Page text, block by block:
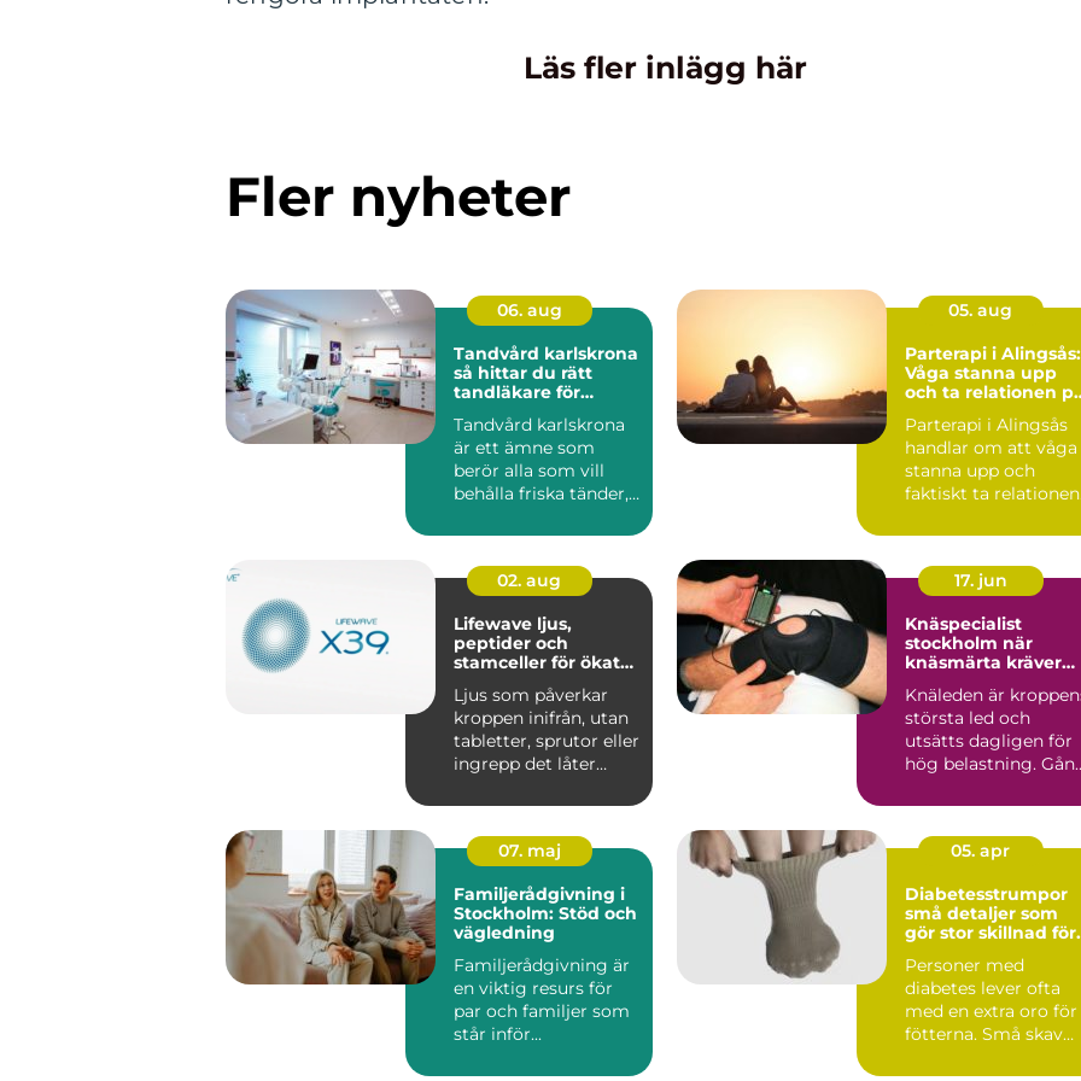
Läs fler inlägg här
Fler nyheter
06. aug
Tandvård karlskrona
så hittar du rätt
tandläkare för
Tandvård karlskrona
är ett ämne som
berör alla som vill
behålla friska tänder,
en...
05. aug
Parterapi i Alingsås:
Våga stanna upp
och ta relationen
Parterapi i Alingsås
handlar om att våga
stanna upp och
faktiskt ta relationen
02. aug
Lifewave ljus,
peptider och
stamceller för ökat
Ljus som påverkar
kroppen inifrån, utan
tabletter, sprutor eller
ingrepp det låter
17. jun
Knäspecialist
stockholm när
knäsmärta kräver
Knäleden är
största led och
utsätts dagligen för
hög belastning.
07. maj
Familjerådgivning i
Stockholm: Stöd och
vägledning
Familjerådgivning är
en viktig resurs för
par och familjer som
står inför...
05. apr
Diabetesstrumpor
små detaljer som
gör stor skillnad för
Personer med
diabetes lever ofta
med en extra oro för
fötterna. Små skav